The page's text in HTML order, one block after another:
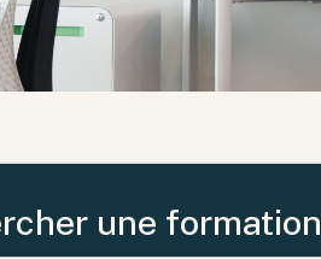
une formation